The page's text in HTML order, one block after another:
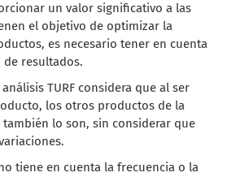
un valor significativo a las
el objetivo de optimizar la
es necesario tener en cuenta
resultados.
TURF considera que al ser
los otros productos de la
también lo son, sin considerar que
tiene en cuenta la frecuencia o la